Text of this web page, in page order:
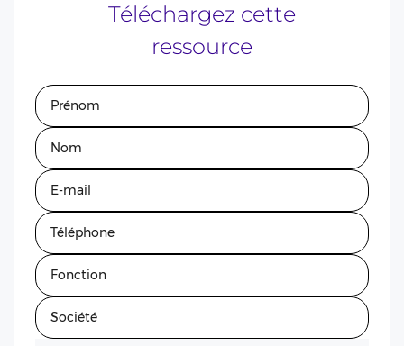
Téléchargez cette
ressource